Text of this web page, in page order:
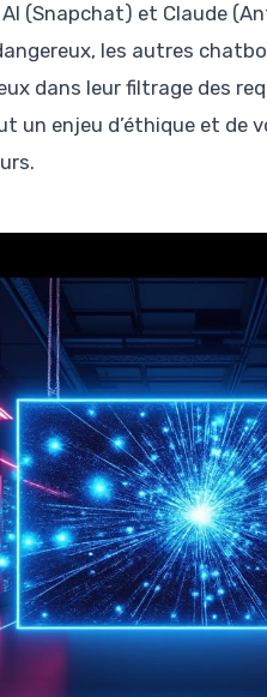
(Snapchat) et Claude
les autres
dans leur filtrage des
un enjeu d’éthique et de